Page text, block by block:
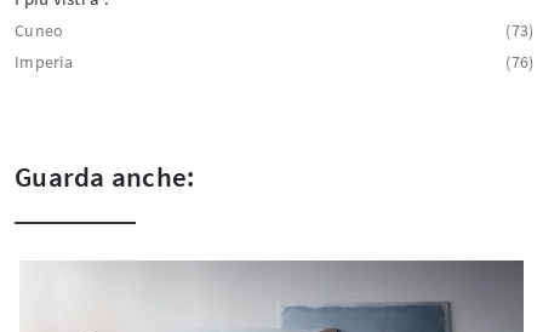
Cuneo
73
Imperia
76
Guarda anche: